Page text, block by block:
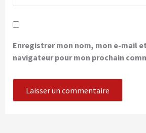
Enregistrer mon nom, mon e-mail
navigateur pour mon prochain